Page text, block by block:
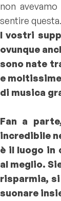
non
sentire questa.
I vostri
ovunque
sono nate
e
di musica
Fan a
incredibile
è il luogo in
al meglio.
risparmia,
suonare